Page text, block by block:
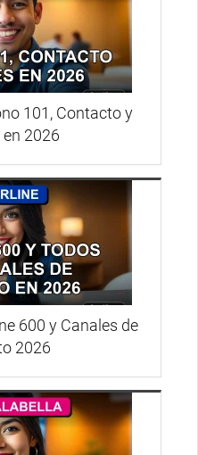
101, Contacto y
2026
600 y Canales de
2026